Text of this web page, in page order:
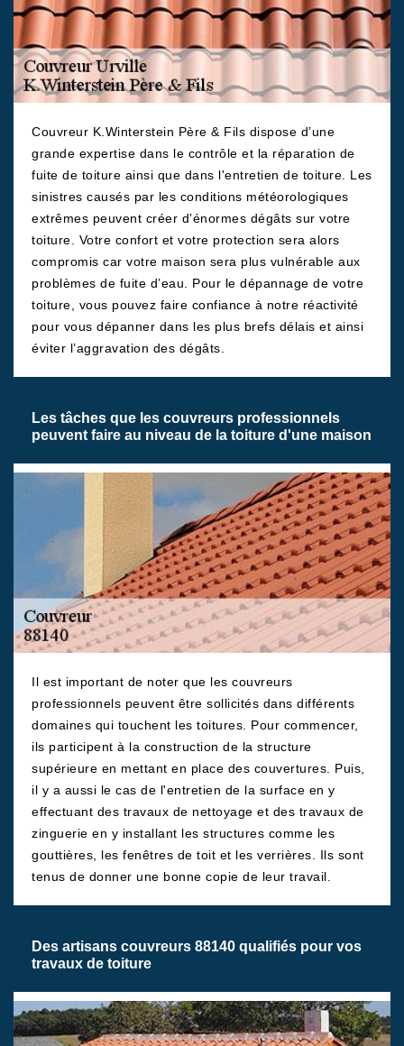
Couvreur K.Winterstein Père & Fils dispose d’une
grande expertise dans le contrôle et la réparation de
fuite de toiture ainsi que dans l'entretien de toiture. Les
sinistres causés par les conditions météorologiques
extrêmes peuvent créer d’énormes dégâts sur votre
toiture. Votre confort et votre protection sera alors
compromis car votre maison sera plus vulnérable aux
problèmes de fuite d’eau. Pour le dépannage de votre
toiture, vous pouvez faire confiance à notre réactivité
pour vous dépanner dans les plus brefs délais et ainsi
éviter l’aggravation des dégâts.
Les tâches que les couvreurs professionnels
peuvent faire au niveau de la toiture d'une maison
Il est important de noter que les couvreurs
professionnels peuvent être sollicités dans différents
domaines qui touchent les toitures. Pour commencer,
ils participent à la construction de la structure
supérieure en mettant en place des couvertures. Puis,
il y a aussi le cas de l'entretien de la surface en y
effectuant des travaux de nettoyage et des travaux de
zinguerie en y installant les structures comme les
gouttières, les fenêtres de toit et les verrières. Ils sont
tenus de donner une bonne copie de leur travail.
Des artisans couvreurs 88140 qualifiés pour vos
travaux de toiture